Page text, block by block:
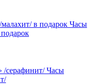
Часы
Часы